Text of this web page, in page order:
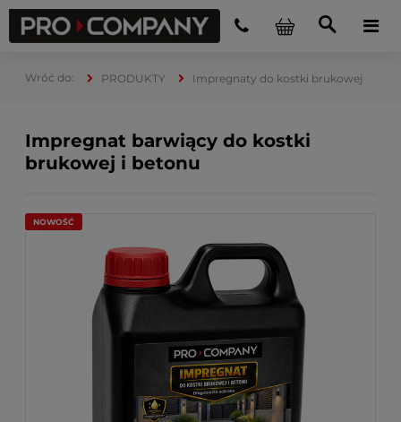
PRODUKTY Impregnaty do kostki brukowej
Impregnat barwiący do kostki
brukowej i betonu
NOWOŚĆ